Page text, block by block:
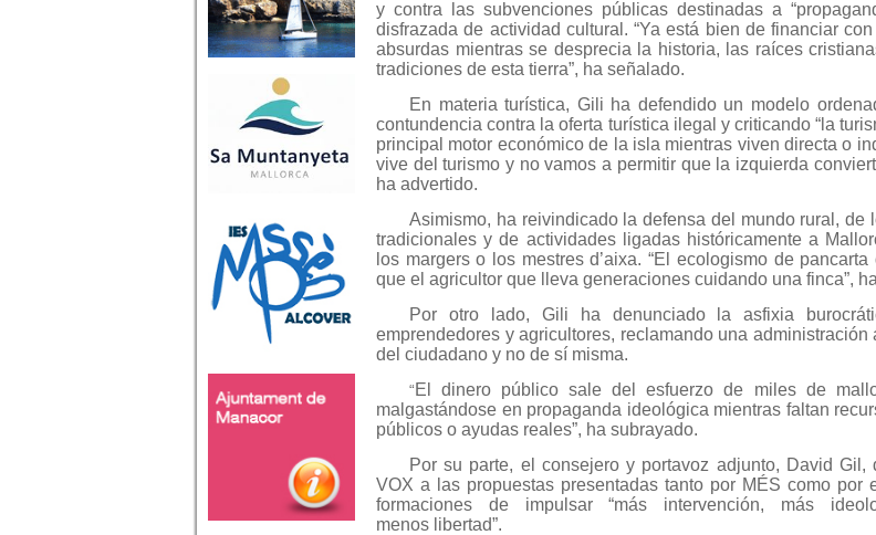
y contra las subvenciones públicas destinadas a
disfrazada de actividad cultural. “Ya está bien de financiar
absurdas mientras se desprecia la historia, las raíces
tradiciones de esta tierra”, ha señalado.
En materia turística, Gili ha defendido un modelo
contundencia contra la oferta turística ilegal y criticando “la
principal motor económico de la isla mientras viven directa o
vive del turismo y no vamos a permitir que la izquierda
ha advertido.
Asimismo, ha reivindicado la defensa del mundo rural, de
tradicionales y de actividades ligadas históricamente a
los margers o los mestres d’aixa. “El ecologismo de
que el agricultor que lleva generaciones cuidando una finca”,
Por otro lado, Gili ha denunciado la asfixia
emprendedores y agricultores, reclamando una
del ciudadano y no de sí misma.
“El dinero público sale del esfuerzo de miles de
malgastándose en propaganda ideológica mientras faltan
públicos o ayudas reales”, ha subrayado.
Por su parte, el consejero y portavoz adjunto, David Gil,
VOX a las propuestas presentadas tanto por MÉS como por
formaciones de impulsar “más intervención, más
menos libertad”.